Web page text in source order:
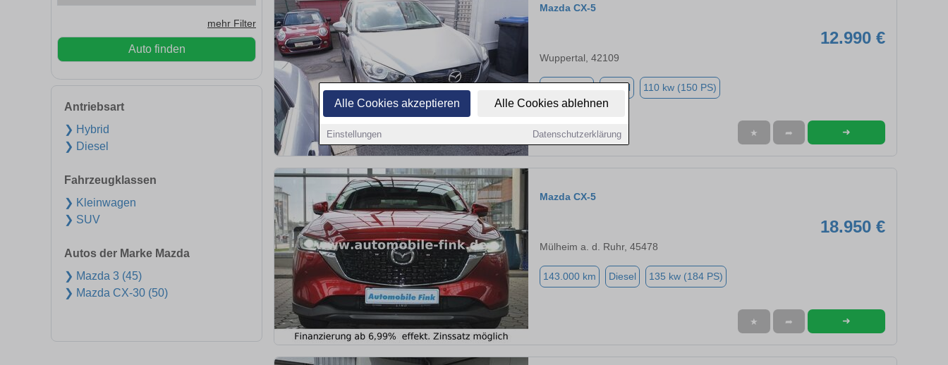
Alle Cookies akzeptieren Alle Cookies ablehnen
Einstellungen Datenschutzerklärung
mehr Filter
Auto finden
Antriebsart
❯ Hybrid
❯ Diesel
Fahrzeugklassen
❯ Kleinwagen
❯ SUV
Autos der Marke Mazda
❯ Mazda 3 (45)
❯ Mazda CX-30 (50)
Mazda CX-5
12.990 €
Wuppertal, 42109
Diesel 110 kw (150 PS)
★ ➦ ➜
Mazda CX-5
18.950 €
Mülheim a. d. Ruhr, 45478
143.000 km Diesel 135 kw (184 PS)
★ ➦ ➜